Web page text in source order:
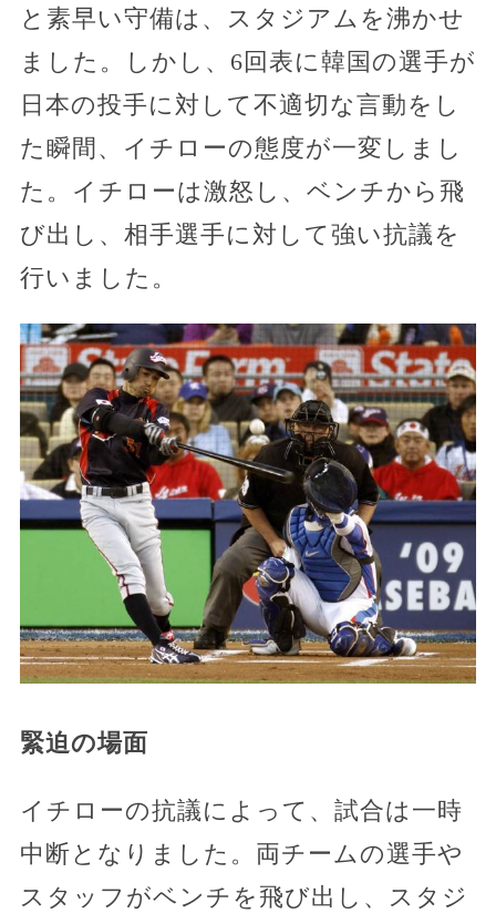
と素早い守備は、スタジアムを沸かせ
ました。しかし、6回表に韓国の選手が
日本の投手に対して不適切な言動をし
た瞬間、イチローの態度が一変しまし
た。イチローは激怒し、ベンチから飛
び出し、相手選手に対して強い抗議を
行いました。
緊迫の場面
イチローの抗議によって、試合は一時
中断となりました。両チームの選手や
スタッフがベンチを飛び出し、スタジ